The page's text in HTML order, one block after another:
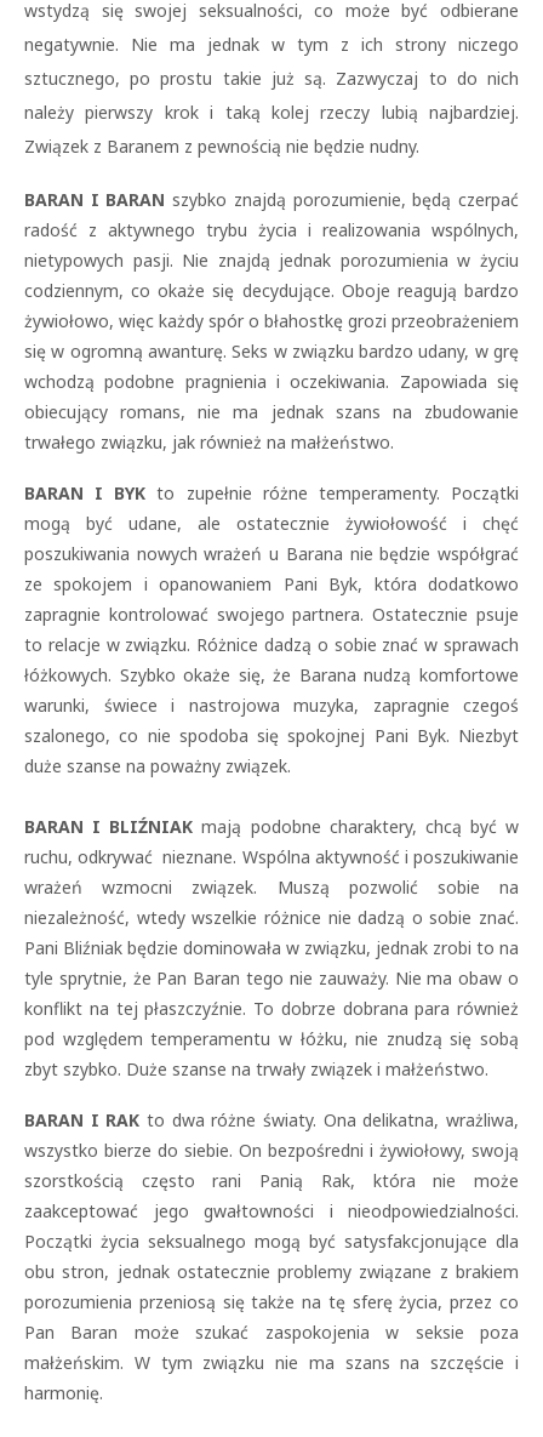
wstydzą się swojej seksualności, co może być odbierane
negatywnie. Nie ma jednak w tym z ich strony niczego
sztucznego, po prostu takie już są. Zazwyczaj to do nich
należy pierwszy krok i taką kolej rzeczy lubią najbardziej.
Związek z Baranem z pewnością nie będzie nudny.
BARAN I BARAN szybko znajdą porozumienie, będą czerpać
radość z aktywnego trybu życia i realizowania wspólnych,
nietypowych pasji. Nie znajdą jednak porozumienia w życiu
codziennym, co okaże się decydujące. Oboje reagują bardzo
żywiołowo, więc każdy spór o błahostkę grozi przeobrażeniem
się w ogromną awanturę. Seks w związku bardzo udany, w grę
wchodzą podobne pragnienia i oczekiwania. Zapowiada się
obiecujący romans, nie ma jednak szans na zbudowanie
trwałego związku, jak również na małżeństwo.
BARAN I BYK to zupełnie różne temperamenty. Początki
mogą być udane, ale ostatecznie żywiołowość i chęć
poszukiwania nowych wrażeń u Barana nie będzie współgrać
ze spokojem i opanowaniem Pani Byk, która dodatkowo
zapragnie kontrolować swojego partnera. Ostatecznie psuje
to relacje w związku. Różnice dadzą o sobie znać w sprawach
łóżkowych. Szybko okaże się, że Barana nudzą komfortowe
warunki, świece i nastrojowa muzyka, zapragnie czegoś
szalonego, co nie spodoba się spokojnej Pani Byk. Niezbyt
duże szanse na poważny związek.
BARAN I BLIŹNIAK mają podobne charaktery, chcą być w
ruchu, odkrywać nieznane. Wspólna aktywność i poszukiwanie
wrażeń wzmocni związek. Muszą pozwolić sobie na
niezależność, wtedy wszelkie różnice nie dadzą o sobie znać.
Pani Bliźniak będzie dominowała w związku, jednak zrobi to na
tyle sprytnie, że Pan Baran tego nie zauważy. Nie ma obaw o
konflikt na tej płaszczyźnie. To dobrze dobrana para również
pod względem temperamentu w łóżku, nie znudzą się sobą
zbyt szybko. Duże szanse na trwały związek i małżeństwo.
BARAN I RAK to dwa różne światy. Ona delikatna, wrażliwa,
wszystko bierze do siebie. On bezpośredni i żywiołowy, swoją
szorstkością często rani Panią Rak, która nie może
zaakceptować jego gwałtowności i nieodpowiedzialności.
Początki życia seksualnego mogą być satysfakcjonujące dla
obu stron, jednak ostatecznie problemy związane z brakiem
porozumienia przeniosą się także na tę sferę życia, przez co
Pan Baran może szukać zaspokojenia w seksie poza
małżeńskim. W tym związku nie ma szans na szczęście i
harmonię.